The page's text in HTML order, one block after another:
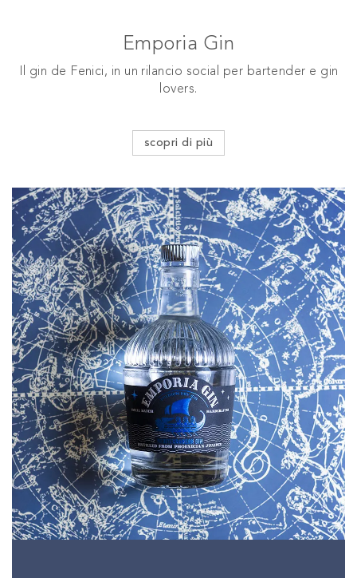
Emporia Gin
Il gin de Fenici, in un rilancio social per bartender e gin
lovers.
scopri di più